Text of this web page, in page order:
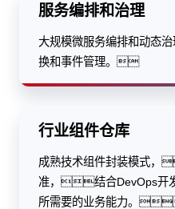
服务编排和治理
大规模微服务编排和动态
换和事件管理。
行业组件仓库
成熟技术组件封装模式
准，结合DevOps
所需要的业务能力。